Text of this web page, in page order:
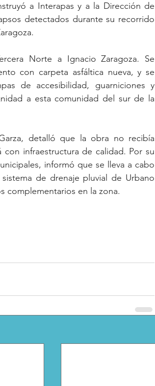
a Interapas y a la Dirección de
detectados durante su recorrido
Norte a Ignacio Zaragoza. Se
con carpeta asfáltica nueva, y se
de accesibilidad, guarniciones y
a esta comunidad del sur de la
detalló que la obra no recibía
infraestructura de calidad. Por su
informó que se lleva a cabo
de drenaje pluvial de Urbano
complementarios en la zona.